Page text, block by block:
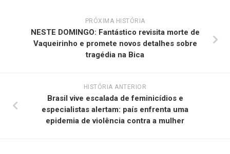
PRÓXIMA HISTÓRIA
NESTE DOMINGO: Fantástico revisita morte de
Vaqueirinho e promete novos detalhes sobre
tragédia na Bica
HISTÓRIA ANTERIOR
Brasil vive escalada de feminicídios e
especialistas alertam: país enfrenta uma
epidemia de violência contra a mulher